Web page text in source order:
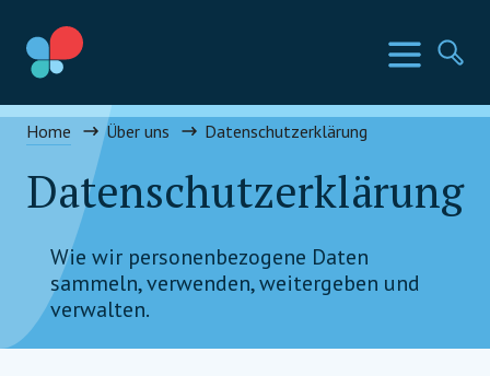
zum
Inhalt
Menü
SIA Länder
Home Über uns Datenschutzerklärung
Datenschutzerklärung
Wie wir personenbezogene Daten
sammeln, verwenden, weitergeben und
verwalten.